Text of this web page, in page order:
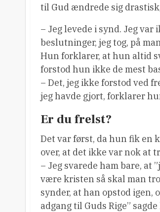
til Gud ændrede sig
– Jeg levede i synd. Jeg var
beslutninger, jeg tog, på
Hun forklarer, at hun altid
forstod hun ikke de mest
– Det, jeg ikke forstod ved
jeg havde gjort, forklarer
Er du frelst?
Det var først, da hun fik en
over, at det ikke var nok at
– Jeg svarede ham bare, at
være kristen så skal man
synder, at han opstod igen,
adgang til Guds Rige” sagde